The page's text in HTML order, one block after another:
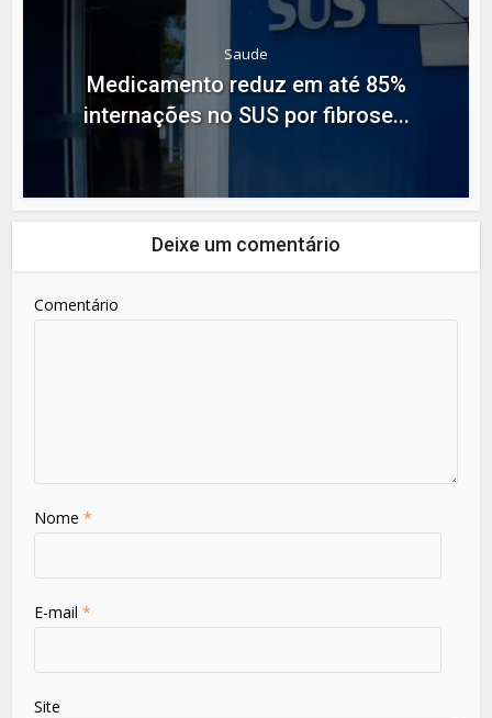
Saude
Medicamento reduz em até 85%
internações no SUS por fibrose...
Deixe um comentário
Comentário
Nome*
E-mail*
Site